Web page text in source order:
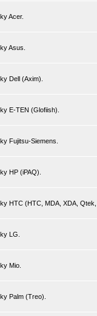
Acer.
Asus.
Dell (Axim).
E-TEN (Glofiish).
Fujitsu-Siemens.
HP (iPAQ).
HTC (HTC, MDA, XDA,
LG.
Mio.
Palm (Treo).